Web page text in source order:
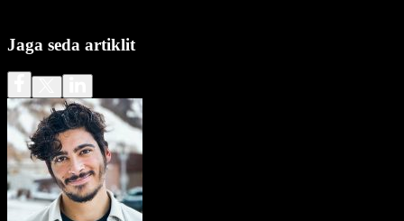
Jaga seda artiklit